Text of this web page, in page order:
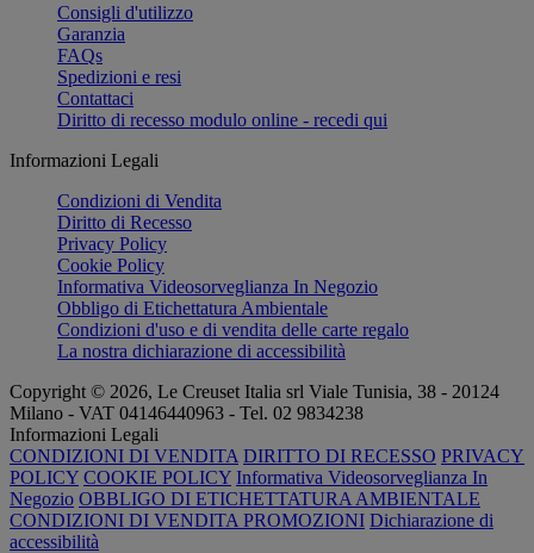
Consigli d'utilizzo
Garanzia
FAQs
Spedizioni e resi
Contattaci
Diritto di recesso modulo online - recedi qui
Informazioni Legali
Condizioni di Vendita
Diritto di Recesso
Privacy Policy
Cookie Policy
Informativa Videosorveglianza In Negozio
Obbligo di Etichettatura Ambientale
Condizioni d'uso e di vendita delle carte regalo
La nostra dichiarazione di accessibilità
Copyright © 2026, Le Creuset Italia srl ​​Viale Tunisia, 38 - 20124
Milano - VAT 04146440963 - Tel. 02 9834238
Informazioni Legali
CONDIZIONI DI VENDITA DIRITTO DI RECESSO PRIVACY
POLICY COOKIE POLICY Informativa Videosorveglianza In
Negozio OBBLIGO DI ETICHETTATURA AMBIENTALE
CONDIZIONI DI VENDITA PROMOZIONI Dichiarazione di
accessibilità